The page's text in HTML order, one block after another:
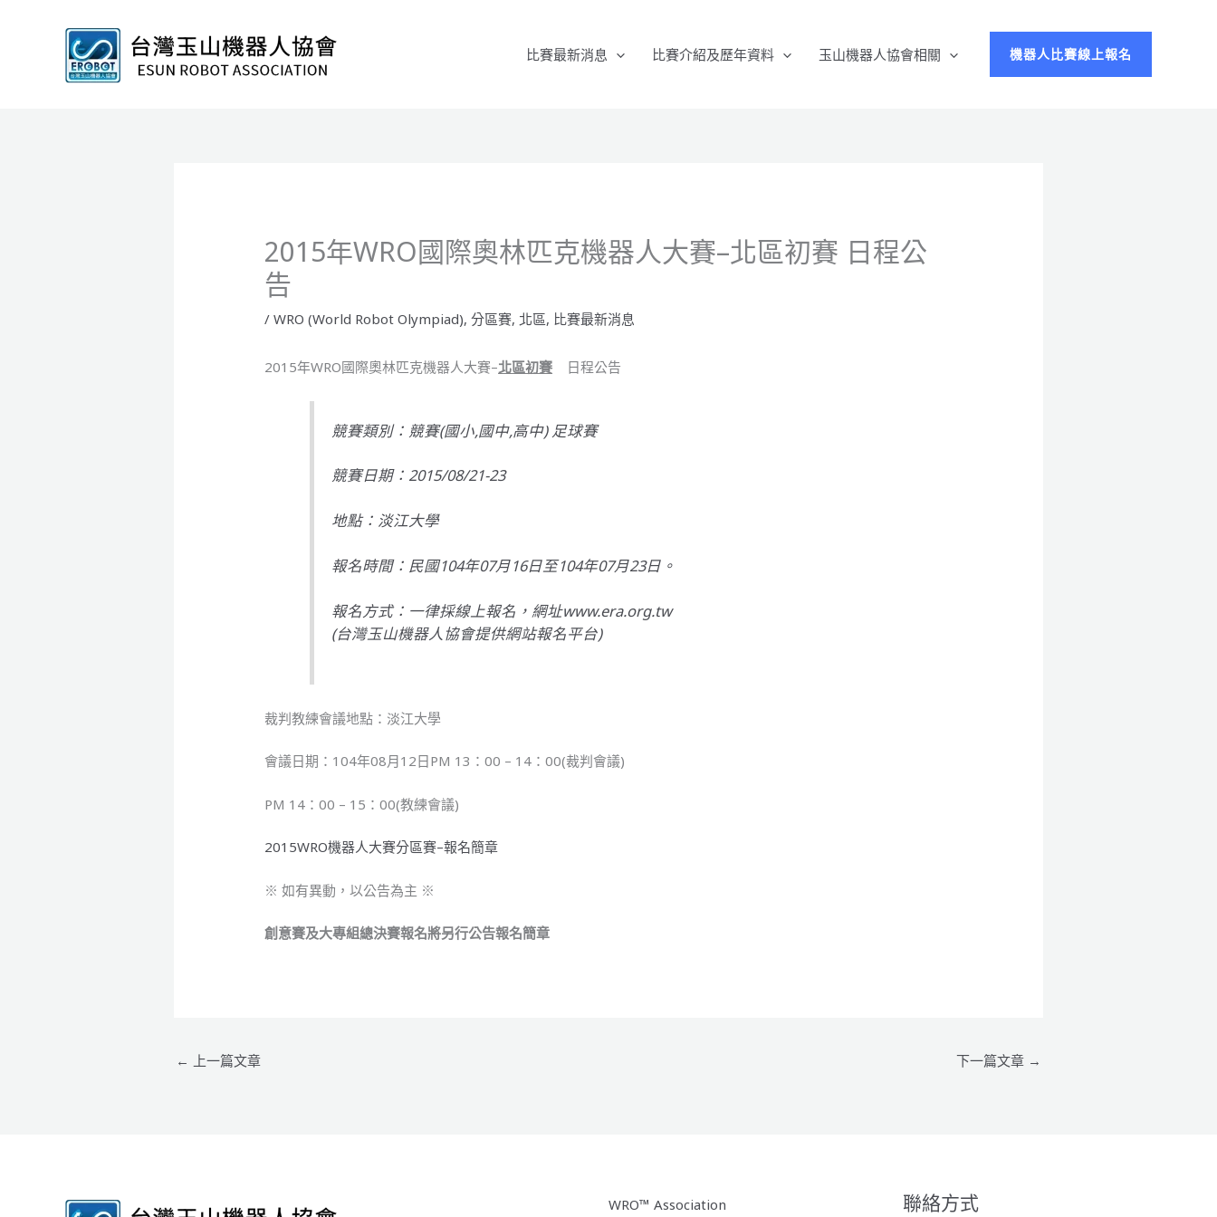
比賽最新消息 比賽介紹及歷年資料 玉山機器人協會相關 機器人比賽線上報名
2015年WRO國際奧林匹克機器人大賽–北區初賽 日程公
告
/WRO (World Robot Olympiad),分區賽, 北區, 比賽最新消息
2015年WRO國際奧林匹克機器人大賽–北區初賽 日程公告
競賽類別：競賽(國小,國中,高中) 足球賽
競賽日期：2015/08/21-23
地點：淡江大學
報名時間：民國104年07月16日至104年07月23日。
報名方式：一律採線上報名，網址www.era.org.tw
(台灣玉山機器人協會提供網站報名平台)
裁判教練會議地點：淡江大學
會議日期：104年08月12日PM 13：00 – 14：00(裁判會議)
PM 14：00 – 15：00(教練會議)
2015WRO機器人大賽分區賽–報名簡章
※ 如有異動，以公告為主 ※
創意賽及大專組總決賽報名將另行公告報名簡章
← 上一篇文章 下一篇文章 →
WRO™ Association 聯絡方式